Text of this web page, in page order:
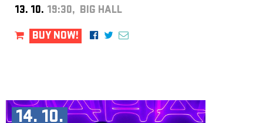
13. 10. 19:30, BIG HALL
BUY NOW!
14. 10.